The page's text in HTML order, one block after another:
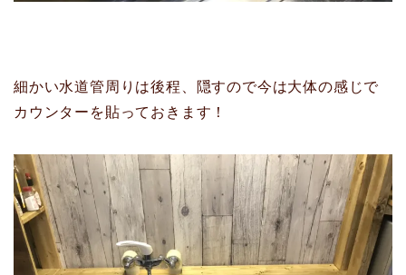
細かい水道管周りは後程、隠すので今は大体の感じで
カウンターを貼っておきます！